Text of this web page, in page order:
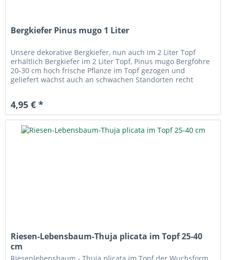
Bergkiefer Pinus mugo 1 Liter
Unsere dekorative Bergkiefer, nun auch im 2 Liter Topf
erhältlich Bergkiefer im 2 Liter Topf, Pinus mugo Bergföhre
20-30 cm hoch frische Pflanze im Topf gezogen und
geliefert wächst auch an schwachen Standorten recht
4,95 € *
Riesen-Lebensbaum-Thuja plicata im Topf 25-40
cm